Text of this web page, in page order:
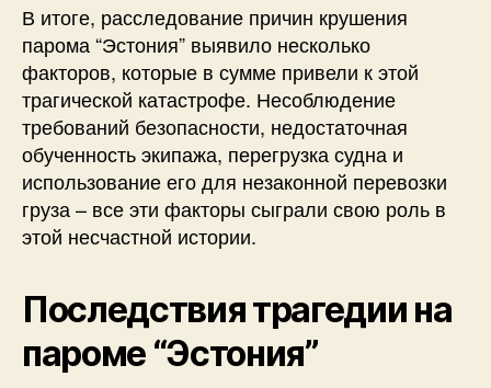
В итоге, расследование причин крушения
парома “Эстония” выявило несколько
факторов, которые в сумме привели к этой
трагической катастрофе. Несоблюдение
требований безопасности, недостаточная
обученность экипажа, перегрузка судна и
использование его для незаконной перевозки
груза – все эти факторы сыграли свою роль в
этой несчастной истории.
Последствия трагедии на
пароме “Эстония”